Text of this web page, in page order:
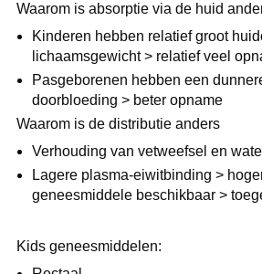
Waarom is absorptie via de huid
Kinderen hebben relatief groot
lichaamsgewicht > relatief veel
Pasgeborenen hebben een
doorbloeding > beter opname
Waarom is de distributie anders
Verhouding van vetweefsel en
Lagere plasma-eiwitbinding >
geneesmiddele beschikbaar >
Kids geneesmiddelen: